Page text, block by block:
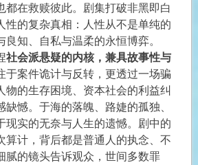
都在救赎彼此。剧集打破非黑即白
性的复杂真相：人性从不是单纯的
知、自私与温柔的永恒博弈。
社会派悬疑的内核，兼具故事性与
于案件诡计与反转，更透过一场骗
物的生存困境、资本社会的利益纠
憾。于海的落魄、路婕的孤独、
现实的无奈与人生的遗憾。剧中的
算计，背后都是普通人的执念、不
腻的镜头告诉观众，世间多数罪